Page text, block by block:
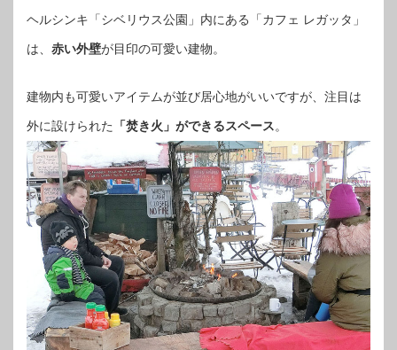
ヘルシンキ「シベリウス公園」内にある「カフェ レガッタ」
は、 赤い外壁が目印の可愛い建物。
建物内も可愛いアイテムが並び居心地がいいですが、注目は
外に設けられた 「焚き火」ができるスペース。